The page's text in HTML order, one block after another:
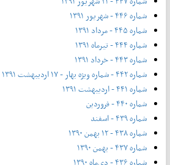
شماره ۴۴۶ - شهریور ۱۳۹۱
شماره ۴۴۵ - مرداد ۱۳۹۱
شماره ۴۴۴ - تیر‌ماه ۱۳۹۱
شماره ۴۴۳ - خرداد ۱۳۹۱
شماره ۴۴۲ - شماره ویژه بهار - ۱۷ اردیبهشت ۱۳۹۱
شماره ۴۴۱ - اردیبهشت ۱۳۹۱
شماره ۴۴۰ - فروردین
شماره ۴۳۹ - اسفند
شماره ۴۳۸ - ۱۲ بهمن ۱۳۹۰
شماره ۴۳۷ - بهمن ۱۳۹۰